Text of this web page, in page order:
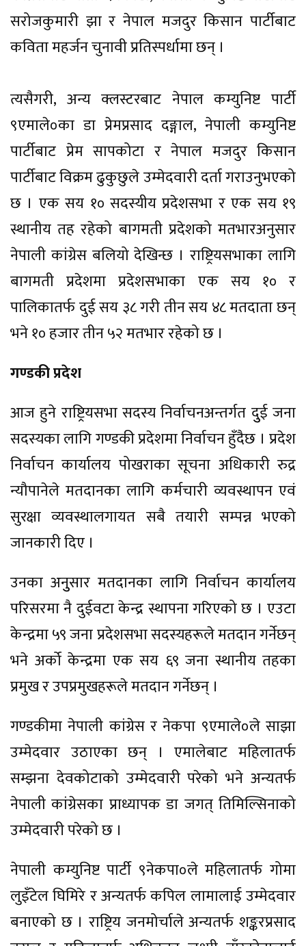
सरोजकुमारी झा र नेपाल मजदुर किसान पार्टीबाट
कविता महर्जन चुनावी प्रतिस्पर्धामा छन् ।
त्यसैगरी, अन्य क्लस्टरबाट नेपाल कम्युनिष्ट पार्टी
९एमाले०का डा प्रेमप्रसाद दङ्गाल, नेपाली कम्युनिष्ट
पार्टीबाट प्रेम सापकोटा र नेपाल मजदुर किसान
पार्टीबाट विक्रम ढुकुछुले उम्मेदवारी दर्ता गराउनुभएको
छ । एक सय १० सदस्यीय प्रदेशसभा र एक सय १९
स्थानीय तह रहेको बागमती प्रदेशको मतभारअनुसार
नेपाली कांग्रेस बलियो देखिन्छ । राष्ट्रियसभाका लागि
बागमती प्रदेशमा प्रदेशसभाका एक सय १० र
पालिकातर्फ दुई सय ३८ गरी तीन सय ४८ मतदाता छन्
भने १० हजार तीन ५२ मतभार रहेको छ ।
गण्डकी प्रदेश
आज हुने राष्ट्रियसभा सदस्य निर्वाचनअन्तर्गत दुुई जना
सदस्यका लागि गण्डकी प्रदेशमा निर्वाचन हुँदैछ । प्रदेश
निर्वाचन कार्यालय पोखराका सूचना अधिकारी रुद्र
न्यौपानेले मतदानका लागि कर्मचारी व्यवस्थापन एवं
सुरक्षा व्यवस्थालगायत सबै तयारी सम्पन्न भएको
जानकारी दिए ।
उनका अनुुसार मतदानका लागि निर्वाचन कार्यालय
परिसरमा नै दुईवटा केन्द्र स्थापना गरिएको छ । एउटा
केन्द्रमा ५९ जना प्रदेशसभा सदस्यहरूले मतदान गर्नेछन्
भने अर्को केन्द्रमा एक सय ६९ जना स्थानीय तहका
प्रमुख र उपप्रमुखहरूले मतदान गर्नेछन् ।
गण्डकीमा नेपाली कांग्रेस र नेकपा ९एमाले०ले साझा
उम्मेदवार उठाएका छन् । एमालेबाट महिलातर्फ
सम्झना देवकोटाको उम्मेदवारी परेको भने अन्यतर्फ
नेपाली कांग्रेसका प्राध्यापक डा जगत् तिमिल्सिनाको
उम्मेदवारी परेको छ ।
नेपाली कम्युनिष्ट पार्टी ९नेकपा०ले महिलातर्फ गोमा
लुइँटेल घिमिरे र अन्यतर्फ कपिल लामालाई उम्मेदवार
बनाएको छ । राष्ट्रिय जनमोर्चाले अन्यतर्फ शङ्करप्रसाद